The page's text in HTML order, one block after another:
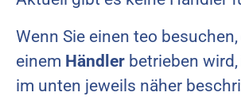
Wenn Sie einen teo
einem Händler betrieben
im unten jeweils näher